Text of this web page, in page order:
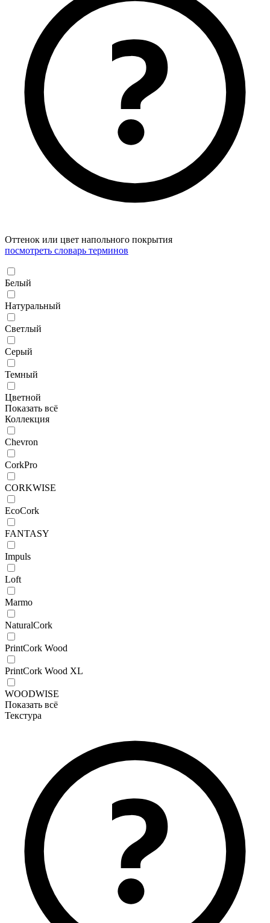
Оттенок или цвет напольного покрытия
посмотреть словарь терминов
Белый
Натуральный
Светлый
Серый
Темный
Цветной
Показать всё
Коллекция
Chevron
CorkPro
CORKWISE
EcoCork
FANTASY
Impuls
Loft
Marmo
NaturalCork
PrintCork Wood
PrintCork Wood XL
WOODWISE
Показать всё
Текстура